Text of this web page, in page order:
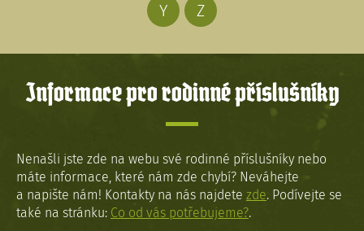
Y
Z
Informace pro rodinné příslušníky
Nenašli jste zde na webu své rodinné příslušníky nebo
máte informace, které nám zde chybí? Neváhejte
a napište nám! Kontakty na nás najdete zde. Podívejte se
také na stránku: Co od vás potřebujeme?.